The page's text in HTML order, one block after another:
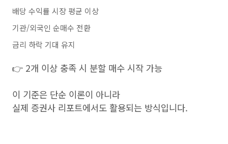
배당 수익률 시장 평균 이상
기관/외국인 순매수 전환
금리 하락 기대 유지
👉 2개 이상 충족 시 분할 매수 시작 가능
이 기준은 단순 이론이 아니라
실제 증권사 리포트에서도 활용되는 방식입니다.